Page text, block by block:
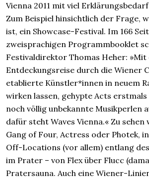
Vienna 2011 mit viel
Zum Beispiel hinsichtlich der Frage,
ist, ein Showcase-Festival. Im 166
zweisprachigen Programmbooklet
Festivaldirektor Thomas Heher: »Mit
Entdeckungsreise durch die Wiener
etablierte Künstler*innen in neuem
wirken lassen, gehypte Acts
noch völlig unbekannte Musikperlen
dafür steht Waves Vienna.« Zu
Gang of Four, Actress oder Photek,
Off-Locations (vor allem) entlang
im Prater – von Flex über Flucc
Pratersauna. Auch eine Wiener-